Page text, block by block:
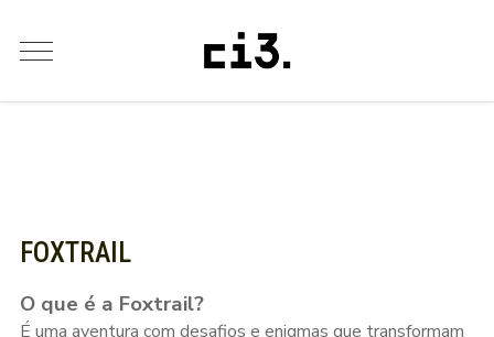
FOXTRAIL
O que é a Foxtrail?
É uma aventura com desafios e enigmas que transformam